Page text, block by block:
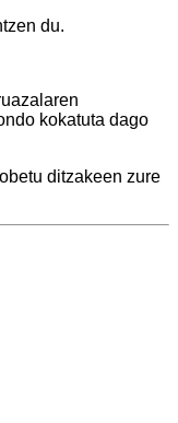
du.
kokatuta dago
ditzakeen zure